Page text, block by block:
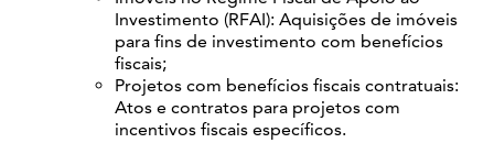
Investimento (RFAI): Aquisições de imóveis
para fins de investimento com benefícios
fiscais;
Projetos com benefícios fiscais contratuais:
Atos e contratos para projetos com
incentivos fiscais específicos.